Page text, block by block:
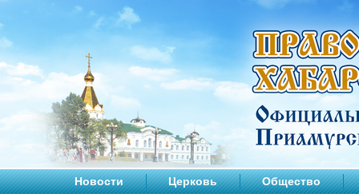
Новости Церковь Общество